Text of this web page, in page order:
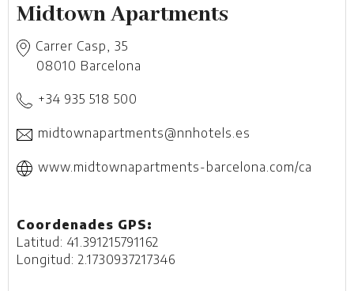
Midtown Apartments
Carrer Casp, 35
08010 Barcelona
+34 935 518 500
midtownapartments@nnhotels.es
www.midtownapartments-barcelona.com/ca
Coordenades GPS:
Latitud: 41.391215791162
Longitud: 2.1730937217346